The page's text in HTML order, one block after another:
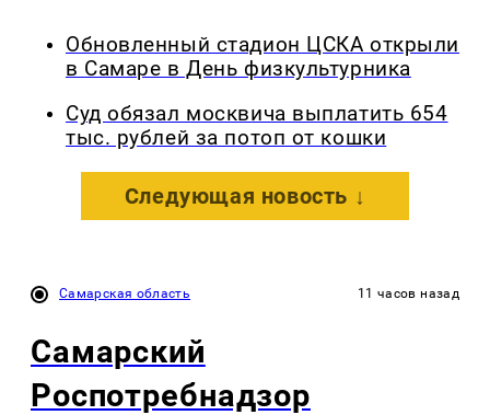
Обновленный стадион ЦСКА открыли
в Самаре в День физкультурника
Суд обязал москвича выплатить 654
тыс. рублей за потоп от кошки
Следующая новость ↓
Самарская область 11 часов назад
Самарский
Роспотребнадзор